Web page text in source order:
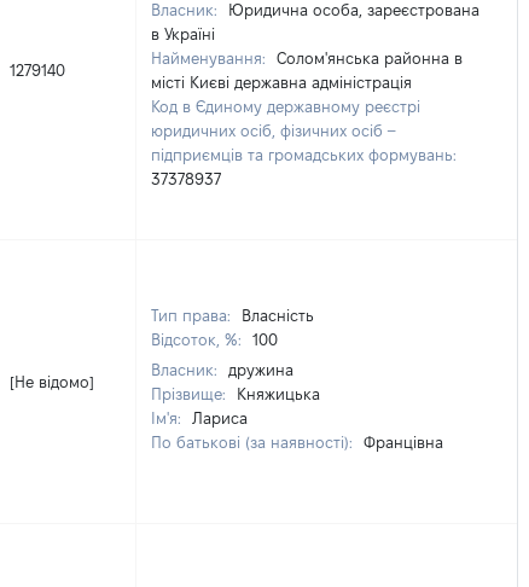
1279140
Власник:
Юридична особа, зареєстрована
в Україні
Найменування:
Солом'янська районна в
місті Києві державна адміністрація
Код в Єдиному державному реєстрі
юридичних осіб, фізичних осіб –
підприємців та громадських формувань:
37378937
[Не відомо]
Тип права:
Власність
Відсоток, %:
100
Власник:
дружина
Прізвище:
Княжицька
Ім'я:
Лариса
По батькові (за наявності):
Францівна